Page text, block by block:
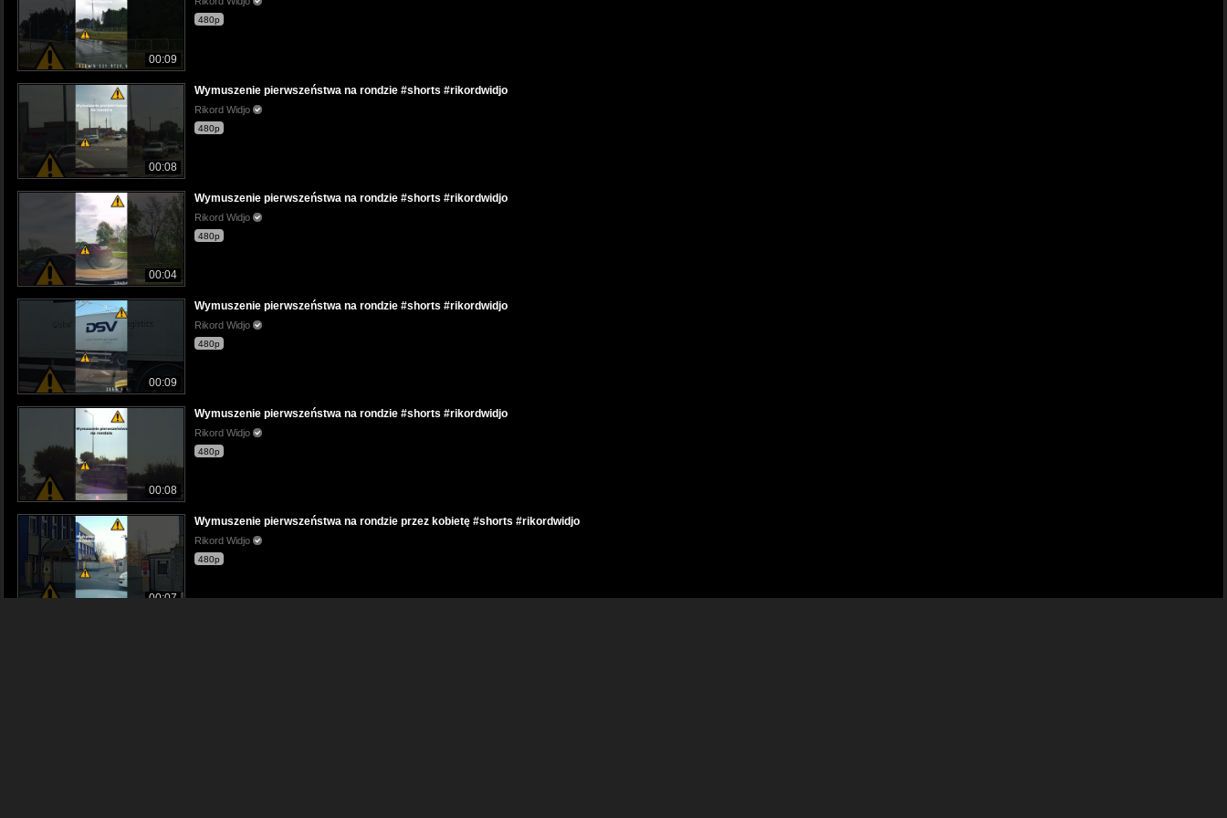
00:09
480p
00:08
Wymuszenie pierwszeństwa na rondzie #shorts #rikordwidjo
Rikord Widjo
480p
00:04
Wymuszenie pierwszeństwa na rondzie #shorts #rikordwidjo
Rikord Widjo
480p
00:09
Wymuszenie pierwszeństwa na rondzie #shorts #rikordwidjo
Rikord Widjo
480p
00:08
Wymuszenie pierwszeństwa na rondzie #shorts #rikordwidjo
Rikord Widjo
480p
00:07
Wymuszenie pierwszeństwa na rondzie przez kobietę #shorts #rikordwidjo
Rikord Widjo
480p